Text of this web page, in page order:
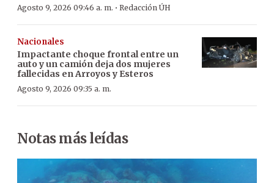
Agosto 9, 2026 09:46 a. m. · Redacción ÚH
Nacionales
Impactante choque frontal entre un
auto y un camión deja dos mujeres
fallecidas en Arroyos y Esteros
Agosto 9, 2026 09:35 a. m.
Notas más leídas